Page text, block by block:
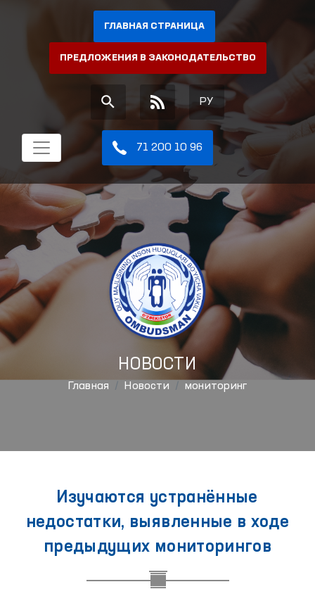
ГЛАВНАЯ СТРАНИЦА
ПРЕДЛОЖЕНИЯ В ЗАКОНОДАТЕЛЬСТВО
РУ
71 200 10 96
НОВОСТИ
Главная Новости мониторинг
Изучаются устранённые
недостатки, выявленные в ходе
предыдущих мониторингов